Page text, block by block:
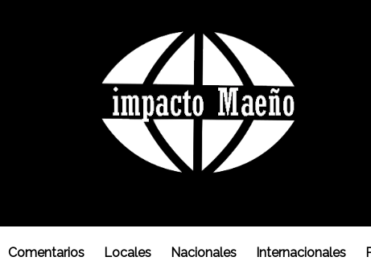
Comentarios Locales Nacionales Internacionales